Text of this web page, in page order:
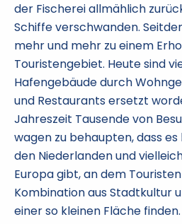
der Fischerei allmählich
Schiffe verschwanden.
mehr und mehr zu einem
Touristengebiet. Heute sind
Hafengebäude durch
und Restaurants ersetzt
Jahreszeit Tausende von
wagen zu behaupten, dass
den Niederlanden und
Europa gibt, an dem
Kombination aus Stadtkultur
einer so kleinen Fläche finden.